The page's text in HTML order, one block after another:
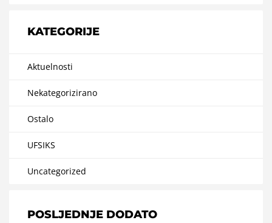
KATEGORIJE
Aktuelnosti
Nekategorizirano
Ostalo
UFSIKS
Uncategorized
POSLJEDNJE DODATO